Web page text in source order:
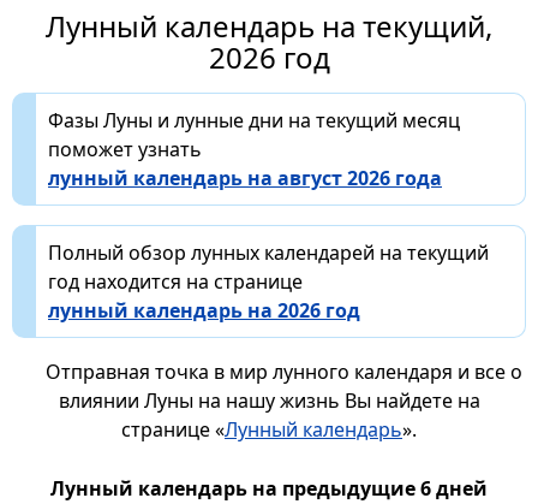
Лунный календарь на текущий,
2026 год
Фазы Луны и лунные дни на текущий месяц
поможет узнать
лунный календарь на август 2026 года
Полный обзор лунных календарей на текущий
год находится на странице
лунный календарь на 2026 год
Отправная точка в мир лунного календаря и все о
влиянии Луны на нашу жизнь Вы найдете на
странице «Лунный календарь».
Лунный календарь на предыдущие 6 дней